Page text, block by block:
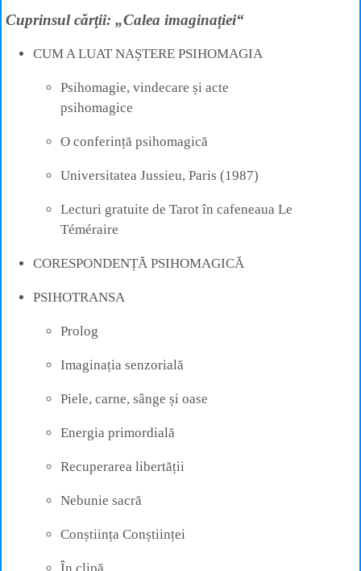
Cuprinsul cărţii: „Calea imaginației“
CUM A LUAT NAȘTERE PSIHOMAGIA
Psihomagie, vindecare și acte
psihomagice
O conferință psihomagică
Universitatea Jussieu, Paris (1987)
Lecturi gratuite de Tarot în cafeneaua Le
Téméraire
CORESPONDENȚĂ PSIHOMAGICĂ
PSIHOTRANSA
Prolog
Imaginația senzorială
Piele, carne, sânge și oase
Energia primordială
Recuperarea libertății
Nebunie sacră
Conștiința Conștiinței